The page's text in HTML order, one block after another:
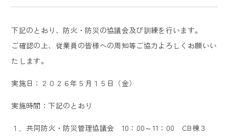
下記のとおり、防火・防災の協議会及び訓練を行います。
ご確認の上、従業員の皆様への周知等ご協力よろしくお願いい
たします。
実施日：２０２６年５月１５日（金）
実施時間：下記のとおり
１．共同防火・防災管理協議会 10：00～11：00 CB棟３